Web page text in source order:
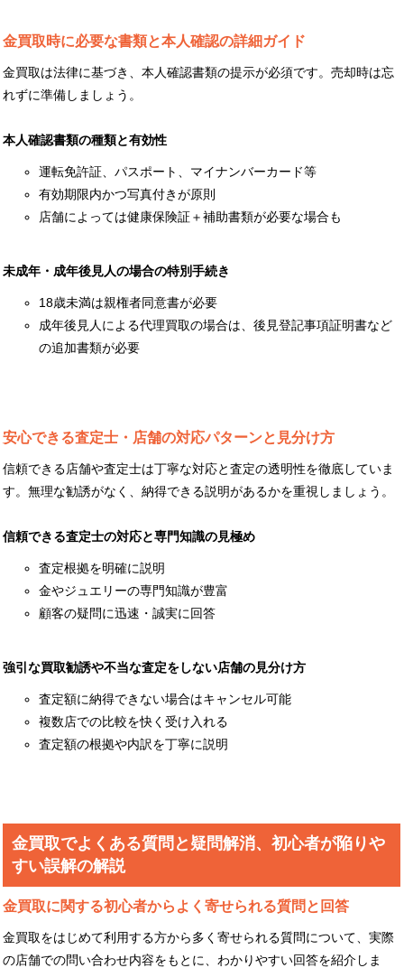
金買取時に必要な書類と本人確認の詳細ガイド
金買取は法律に基づき、本人確認書類の提示が必須です。売却時は忘
れずに準備しましょう。
本人確認書類の種類と有効性
運転免許証、パスポート、マイナンバーカード等
有効期限内かつ写真付きが原則
店舗によっては健康保険証＋補助書類が必要な場合も
未成年・成年後見人の場合の特別手続き
18歳未満は親権者同意書が必要
成年後見人による代理買取の場合は、後見登記事項証明書など
の追加書類が必要
安心できる査定士・店舗の対応パターンと見分け方
信頼できる店舗や査定士は丁寧な対応と査定の透明性を徹底していま
す。無理な勧誘がなく、納得できる説明があるかを重視しましょう。
信頼できる査定士の対応と専門知識の見極め
査定根拠を明確に説明
金やジュエリーの専門知識が豊富
顧客の疑問に迅速・誠実に回答
強引な買取勧誘や不当な査定をしない店舗の見分け方
査定額に納得できない場合はキャンセル可能
複数店での比較を快く受け入れる
査定額の根拠や内訳を丁寧に説明
金買取でよくある質問と疑問解消、初心者が陥りや
すい誤解の解説
金買取に関する初心者からよく寄せられる質問と回答
金買取をはじめて利用する方から多く寄せられる質問について、実際
の店舗での問い合わせ内容をもとに、わかりやすい回答を紹介しま